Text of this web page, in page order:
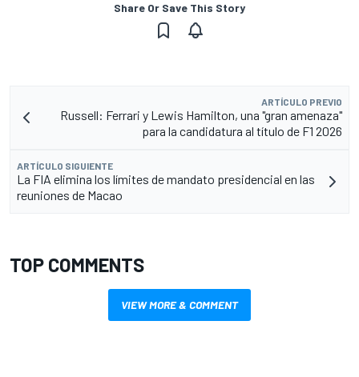
Share Or Save This Story
ARTÍCULO PREVIO
Russell: Ferrari y Lewis Hamilton, una "gran amenaza"
para la candidatura al título de F1 2026
ARTÍCULO SIGUIENTE
La FIA elimina los límites de mandato presidencial en las
reuniones de Macao
TOP COMMENTS
VIEW MORE & COMMENT